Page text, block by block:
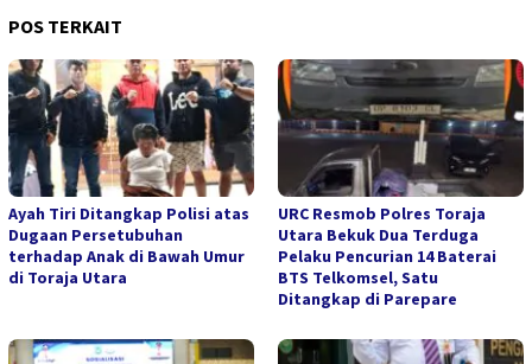
POS TERKAIT
Ayah Tiri Ditangkap Polisi atas
Dugaan Persetubuhan
terhadap Anak di Bawah Umur
di Toraja Utara
URC Resmob Polres Toraja
Utara Bekuk Dua Terduga
Pelaku Pencurian 14 Baterai
BTS Telkomsel, Satu
Ditangkap di Parepare